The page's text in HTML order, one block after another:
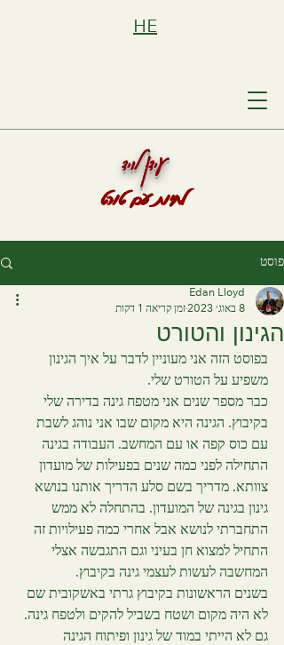
עידן לויד
לחיות עם טורט
HE
פוסט
הגינון והטורט
Edan Lloyd
8 באוג׳ 2023
זמן קריאה 1 דקות
בפוסט הזה אני מעוניין לדבר על איך הגינון
משפיע על הטורט שלי.
כבר מספר שנים אני מטפח גינה בדירה שלי
בקיבוץ. הגינה היא מקום שבו אני נוהג לשבת
עם כוס קפה או עם המחשב. העבודה בגינה
התחילה לפני כמה שנים בפעילות של מועדון
צוותא. מדריך בשם סלע הדריך אותנו בנושא
גינון בגינה של המועדון. בהתחלה לא ממש
התחברתי לנושא אבל אחרי כמה פעילויות זה
התחיל למצוא חן בעיני וגם התגבשה אצלי
המחשבה לעשות לעצמי גינה בקיבוץ.
בשנים הראשונות בקיבוץ גרתי באשקובית שם
לא היה מקום ושטח בשביל להקים ולטפח גינה.
גם לא הייתי במוד של גינון ופיתוח הגינה